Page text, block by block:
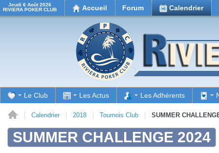
Jeudi 6 Août 2026
RIVIERA POKER CLUB
Accueil Forum Calendrier
Le Club Les Actus Les Adhérents
Calendrier 2018 Tournois Club SUMMER
SUMMER CHALLENGE 2024